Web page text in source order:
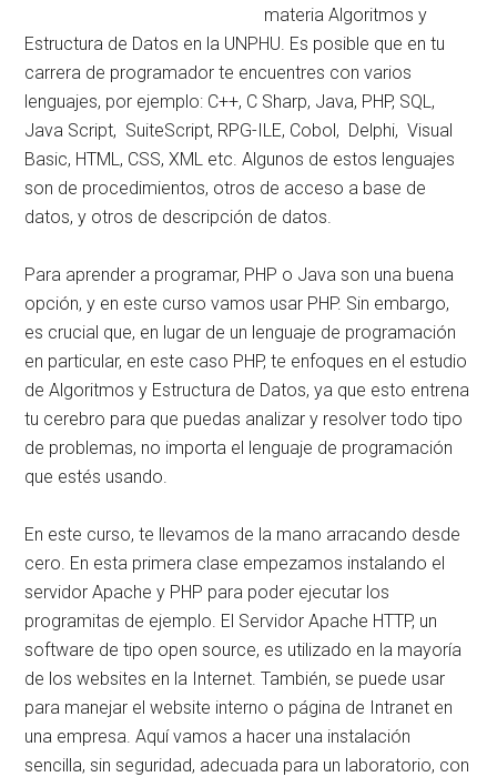
materia Algoritmos y
Estructura de Datos en la UNPHU. Es posible que en tu
carrera de programador te encuentres con varios
lenguajes, por ejemplo: C++, C Sharp, Java, PHP, SQL,
Java Script, SuiteScript, RPG-ILE, Cobol, Delphi, Visual
Basic, HTML, CSS, XML etc. Algunos de estos lenguajes
son de procedimientos, otros de acceso a base de
datos, y otros de descripción de datos.
Para aprender a programar, PHP o Java son una buena
opción, y en este curso vamos usar PHP. Sin embargo,
es crucial que, en lugar de un lenguaje de programación
en particular, en este caso PHP, te enfoques en el estudio
de Algoritmos y Estructura de Datos, ya que esto entrena
tu cerebro para que puedas analizar y resolver todo tipo
de problemas, no importa el lenguaje de programación
que estés usando.
En este curso, te llevamos de la mano arracando desde
cero. En esta primera clase empezamos instalando el
servidor Apache y PHP para poder ejecutar los
programitas de ejemplo. El Servidor Apache HTTP, un
software de tipo open source, es utilizado en la mayoría
de los websites en la Internet. También, se puede usar
para manejar el website interno o página de Intranet en
una empresa. Aquí vamos a hacer una instalación
sencilla, sin seguridad, adecuada para un laboratorio, con